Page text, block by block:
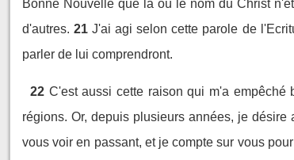
Bonne Nouvelle que là où le nom du Christ
d'autres. 21 J'ai agi selon cette parole de
parler de lui comprendront.
22 C'est aussi cette raison qui m'a empêché
régions. Or, depuis plusieurs années, je désire
vous voir en passant, et je compte sur vous